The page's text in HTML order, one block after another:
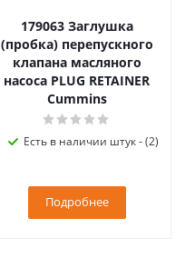
179063 Заглушка
(пробка) перепускного
клапана масляного
насоса PLUG RETAINER
Cummins
Есть в наличии штук - (2)
Подробнее